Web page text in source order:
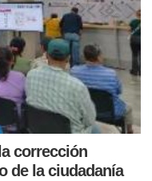
corrección
de la ciudadanía
muy importante que
el número frío ahí, 49
Es un trabajo diario,
en la conferencia
La Jefa del
Nacional de
de 2 mil 400
concentración para la
de 400
reducción de 76 por
en la frontera con
pastillas de
una disminución
a abril de 2026, de
y Protección
por sus siglas en